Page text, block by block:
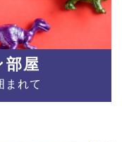
屋
まれて